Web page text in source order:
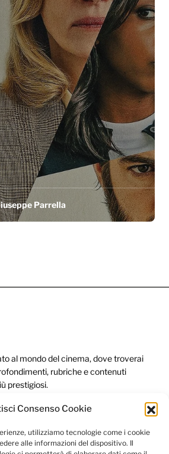
Consenso Cookie
utilizziamo tecnologie come i cookie
alle informazioni del dispositivo. Il
Parrella
al mondo del cinema, dove troverai
rubriche e contenuti
prestigiosi.